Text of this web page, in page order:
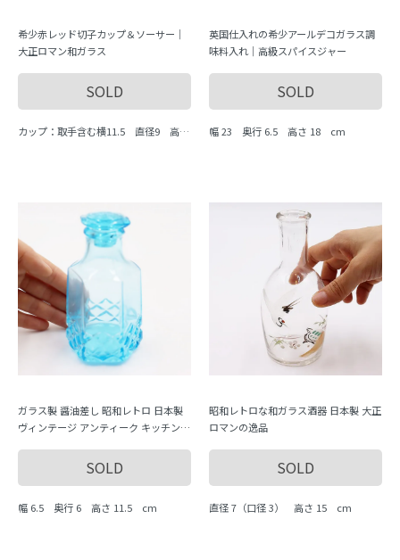
希少赤レッド切子カップ＆ソーサー｜
大正ロマン和ガラス
SOLD
カップ：取手含む横11.5 直径9 高さ
英国仕入れの希少アールデコガラス調
味料入れ｜高級スパイスジャー
SOLD
幅 23 奥行 6.5 高さ 18 cm
ガラス製 醤油差し 昭和レトロ 日本製
ヴィンテージ アンティーク キッチン用
SOLD
幅 6.5 奥行 6 高さ 11.5 cm
昭和レトロな和ガラス酒器 日本製 大正
ロマンの逸品
SOLD
直径 7（口径 3） 高さ 15 cm